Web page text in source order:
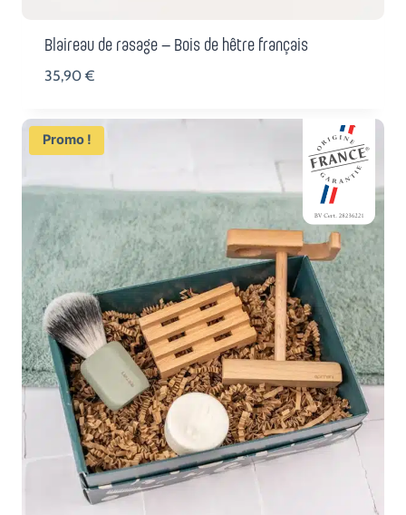
Blaireau de rasage – Bois de hêtre français
35,90€
Promo !